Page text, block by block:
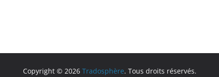
Copyright © 2026 Tradosphère. Tous droits réservés.